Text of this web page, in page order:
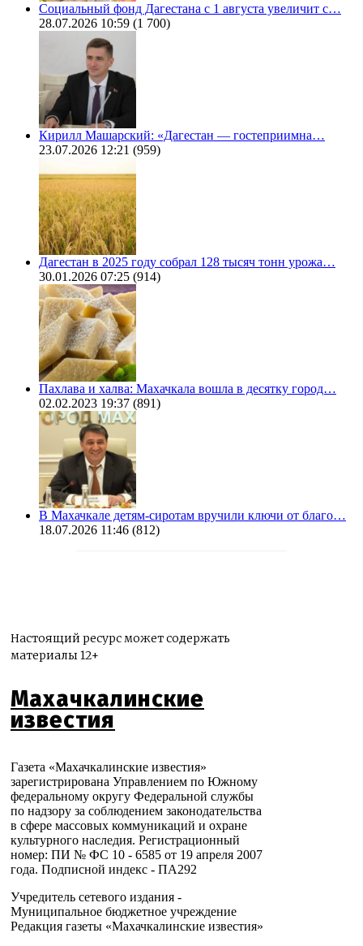
Социальный фонд Дагестана с 1 августа увеличит с…
28.07.2026 10:59 (1 700)
Кирилл Машарский: «Дагестан — гостеприимна…
23.07.2026 12:21 (959)
Дагестан в 2025 году собрал 128 тысяч тонн урожа…
30.01.2026 07:25 (914)
Пахлава и халва: Махачкала вошла в десятку город…
02.02.2023 19:37 (891)
В Махачкале детям-сиротам вручили ключи от благо…
18.07.2026 11:46 (812)
Настоящий ресурс может содержать
материалы 12+
Махачкалинские
известия
Газета «Махачкалинские известия»
зарегистрирована Управлением по Южному
федеральному округу Федеральной службы
по надзору за соблюдением законодательства
в сфере массовых коммуникаций и охране
культурного наследия. Регистрационный
номер: ПИ № ФС 10 - 6585 от 19 апреля 2007
года. Подписной индекс - ПА292
Учредитель сетевого издания -
Муниципальное бюджетное учреждение
Редакция газеты «Махачкалинские известия»